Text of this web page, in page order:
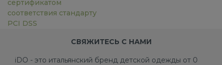
сертификатом
соответствия стандарту
PCI DSS
СВЯЖИТЕСЬ С НАМИ
iDO - это итальянский бренд детской одежды от 0